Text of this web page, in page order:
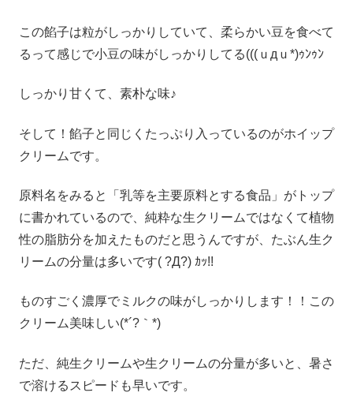
この餡子は粒がしっかりしていて、柔らかい豆を食べて
るって感じで小豆の味がしっかりしてる(((ｕдｕ*)ｩﾝｩﾝ
しっかり甘くて、素朴な味♪
そして！餡子と同じくたっぷり入っているのがホイップ
クリームです。
原料名をみると「乳等を主要原料とする食品」がトップ
に書かれているので、純粋な生クリームではなくて植物
性の脂肪分を加えたものだと思うんですが、たぶん生ク
リームの分量は多いです( ?Д?) ｶｯ!!
ものすごく濃厚でミルクの味がしっかりします！！この
クリーム美味しい(*´?｀*)
ただ、純生クリームや生クリームの分量が多いと、暑さ
で溶けるスピードも早いです。